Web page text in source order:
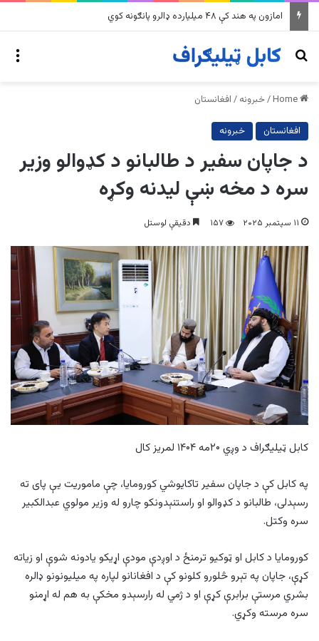
په وینزویلا کې زورورو زلزلو پراخ زیانونه اړولي
Search for
/خبرونه / افغانستان
افغانستان خبرونه
د جاپان سفیر د طالبانو د کډوالو وزیر
سره د مخه ښې لیدنه وکړه
۱۱ سپتمبر ۲۰۲۵ ۱۵۷ دقیقې لوستل
کابل ټیلیګراف د وږي ۲۰مه ۱۴۰۴ لمریز کال
په کابل کې د جاپان سفیر تاکایوشي کورومایا، چې ماموریت یې پای ته
رسېدلی، طالبانو د کډوالو او راستنېدونکو چارو له وزیر مولوي عبدالکبیر
سره وکتل.
کورومایا د کابل او ټوکیو ترمنځ د اوږدې مودې اړیکو یادونه شوې او زیاته
کړې، جاپان په تېرو څلورو کلونو کې د افغانانو لپاره په میلیونونو ډالره
بشري مرستې برابرې کړې او د ژمي له رارسېدو مخکې به هم له اړمنو
سره مرسته وکړي.